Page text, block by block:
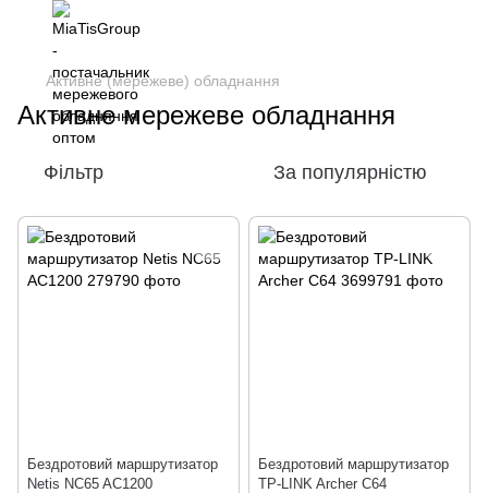
Активне (мережеве) обладнання
Активне мережеве обладнання
Фільтр За популярністю
Бездротовий маршрутизатор
Netis NC65 AC1200
Бездротовий маршрутизатор
TP-LINK Archer C64